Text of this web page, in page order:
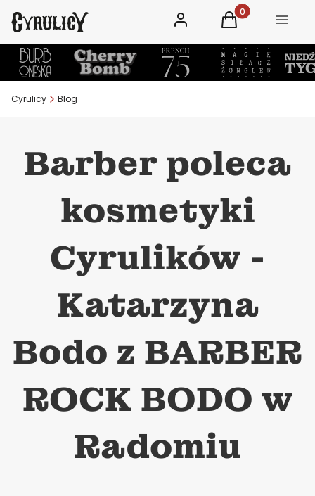
Zaloguj sięProdukty w
Koszyk Menu
Cyrulicy Blog
Barber poleca
kosmetyki
Cyrulików -
Katarzyna
Bodo z BARBER
ROCK BODO w
Radomiu